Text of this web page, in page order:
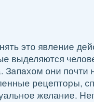
это явление
выделяются
Запахом они почти
рецепторы,
желание.